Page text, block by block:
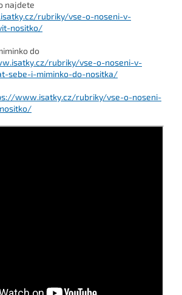
najdete
rubriky/vse-o-noseni-v-
nositko/
do
rubriky/vse-o-noseni-v-
sebe-i-miminko-do-nositka/
www.isatky.cz/rubriky/vse-o-noseni-